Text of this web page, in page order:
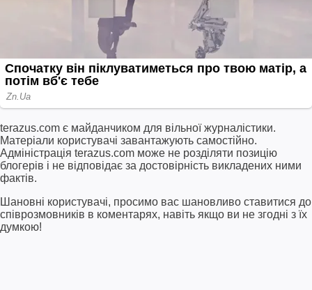
terazus.com є майданчиком для вільної журналістики.
Матеріали користувачі завантажують самостійно.
Адміністрація terazus.com може не розділяти позицію
блогерів і не відповідає за достовірність викладених ними
фактів.
Шановні користувачі, просимо вас шановливо ставитися до
співрозмовників в коментарях, навіть якщо ви не згодні з їх
думкою!